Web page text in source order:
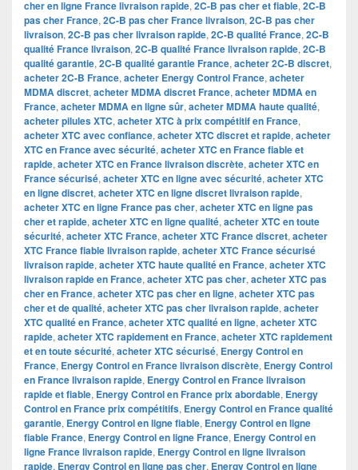
cher en ligne France livraison rapide, 2C-B pas cher et fiable, 2C-B
pas cher France, 2C-B pas cher France livraison, 2C-B pas cher
livraison, 2C-B pas cher livraison rapide, 2C-B qualité France, 2C-B
qualité France livraison, 2C-B qualité France livraison rapide, 2C-B
qualité garantie, 2C-B qualité garantie France, acheter 2C-B discret,
acheter 2C-B France, acheter Energy Control France, acheter
MDMA discret, acheter MDMA discret France, acheter MDMA en
France, acheter MDMA en ligne sûr, acheter MDMA haute qualité,
acheter pilules XTC, acheter XTC à prix compétitif en France,
acheter XTC avec confiance, acheter XTC discret et rapide, acheter
XTC en France avec sécurité, acheter XTC en France fiable et
rapide, acheter XTC en France livraison discrète, acheter XTC en
France sécurisé, acheter XTC en ligne avec sécurité, acheter XTC
en ligne discret, acheter XTC en ligne discret livraison rapide,
acheter XTC en ligne France pas cher, acheter XTC en ligne pas
cher et rapide, acheter XTC en ligne qualité, acheter XTC en toute
sécurité, acheter XTC France, acheter XTC France discret, acheter
XTC France fiable livraison rapide, acheter XTC France sécurisé
livraison rapide, acheter XTC haute qualité en France, acheter XTC
livraison rapide en France, acheter XTC pas cher, acheter XTC pas
cher en France, acheter XTC pas cher en ligne, acheter XTC pas
cher et de qualité, acheter XTC pas cher livraison rapide, acheter
XTC qualité en France, acheter XTC qualité en ligne, acheter XTC
rapide, acheter XTC rapidement en France, acheter XTC rapidement
et en toute sécurité, acheter XTC sécurisé, Energy Control en
France, Energy Control en France livraison discrète, Energy Control
en France livraison rapide, Energy Control en France livraison
rapide et fiable, Energy Control en France prix abordable, Energy
Control en France prix compétitifs, Energy Control en France qualité
garantie, Energy Control en ligne fiable, Energy Control en ligne
fiable France, Energy Control en ligne France, Energy Control en
ligne France livraison rapide, Energy Control en ligne livraison
rapide, Energy Control en ligne pas cher, Energy Control en ligne